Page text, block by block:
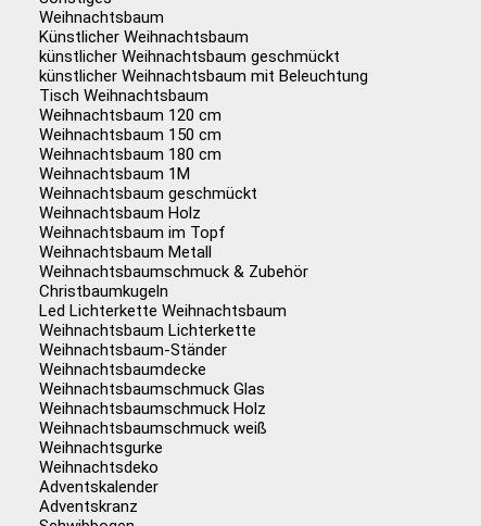
Weihnachtsbaum
Künstlicher Weihnachtsbaum
künstlicher Weihnachtsbaum geschmückt
künstlicher Weihnachtsbaum mit Beleuchtung
Tisch Weihnachtsbaum
Weihnachtsbaum 120 cm
Weihnachtsbaum 150 cm
Weihnachtsbaum 180 cm
Weihnachtsbaum 1M
Weihnachtsbaum geschmückt
Weihnachtsbaum Holz
Weihnachtsbaum im Topf
Weihnachtsbaum Metall
Weihnachtsbaumschmuck & Zubehör
Christbaumkugeln
Led Lichterkette Weihnachtsbaum
Weihnachtsbaum Lichterkette
Weihnachtsbaum-Ständer
Weihnachtsbaumdecke
Weihnachtsbaumschmuck Glas
Weihnachtsbaumschmuck Holz
Weihnachtsbaumschmuck weiß
Weihnachtsgurke
Weihnachtsdeko
Adventskalender
Adventskranz